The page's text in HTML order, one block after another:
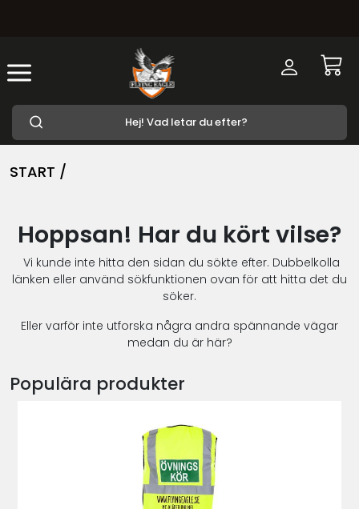
START /
Hoppsan! Har du kört vilse?
Vi kunde inte hitta den sidan du sökte efter. Dubbelkolla
länken eller använd sökfunktionen ovan för att hitta det du
söker.
Eller varför inte utforska några andra spännande vägar
medan du är här?
Populära produkter